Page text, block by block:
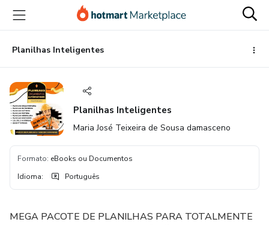
para
conteúdo
principal
para
pagamento
para
rodapé
Planilhas Inteligentes
Planilhas Inteligentes
Maria José Teixeira de Sousa damasceno
Formato: eBooks ou Documentos
Idioma: Português
MEGA PACOTE DE PLANILHAS PARA TOTALMENTE